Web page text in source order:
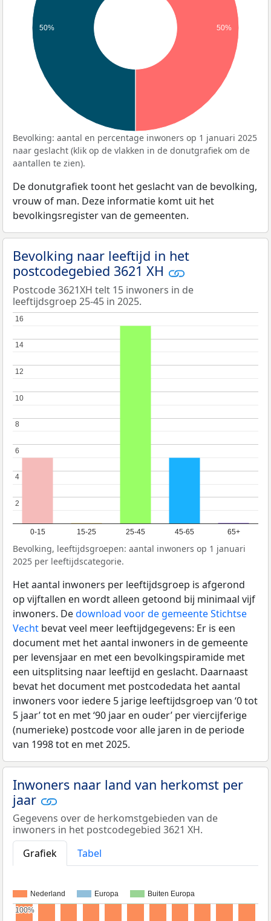
50% 50%
Bevolking: aantal en percentage inwoners op 1 januari 2025
naar geslacht (klik op de vlakken in de donutgrafiek om de
aantallen te zien).
De donutgrafiek toont het geslacht van de bevolking,
vrouw of man. Deze informatie komt uit het
bevolkingsregister van de gemeenten.
Bevolking naar leeftijd in het
postcodegebied 3621 XH
Postcode 3621XH telt 15 inwoners in de
leeftijdsgroep 25-45 in 2025.
0-15 15-25 25-45 45-65 65+
2
2
4
4
6
6
8
8
10
10
12
12
14
14
16
16
Bevolking, leeftijdsgroepen: aantal inwoners op 1 januari
2025 per leeftijdscategorie.
Het aantal inwoners per leeftijdsgroep is afgerond
op vijftallen en wordt alleen getoond bij minimaal vijf
inwoners. Dedownload voor de gemeente Stichtse
Vecht bevat veel meer leeftijdgegevens: Er is een
document met het aantal inwoners in de gemeente
per levensjaar en met een bevolkingspiramide met
een uitsplitsing naar leeftijd en geslacht. Daarnaast
bevat het document met postcodedata het aantal
inwoners voor iedere 5 jarige leeftijdsgroep van ‘0 tot
5 jaar’ tot en met ‘90 jaar en ouder’ per viercijferige
(numerieke) postcode voor alle jaren in de periode
van 1998 tot en met 2025.
Inwoners naar land van herkomst per
jaar
Gegevens over de herkomstgebieden van de
inwoners in het postcodegebied 3621 XH.
Grafiek
Tabel
Nederland Europa Buiten Europa
100%
100%